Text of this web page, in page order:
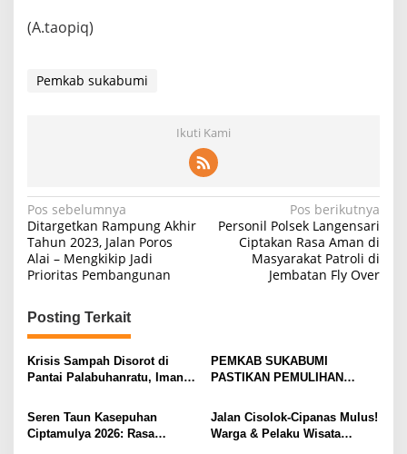
(A.taopiq)
Pemkab sukabumi
Ikuti Kami
Navigasi
pos
Pos sebelumnya
Ditargetkan Rampung Akhir
Tahun 2023, Jalan Poros
Alai – Mengkikip Jadi
Prioritas Pembangunan
Pos berikutnya
Personil Polsek Langensari
Ciptakan Rasa Aman di
Masyarakat Patroli di
Jembatan Fly Over
Posting Terkait
Krisis Sampah Disorot di
Pantai Palabuhanratu, Iman
Persampahan Sukabumi
Harus Diperkuat
PEMKAB SUKABUMI
PASTIKAN PEMULIHAN
DIPERCEPAT KK dan KTP
Dicetak, Bantuan Segera Cair,
Rehabilitasi Rumah Tunggu
Seren Taun Kasepuhan
Ciptamulya 2026: Rasa
Jalan Cisolok-Cipanas Mulus!
Warga & Pelaku Wisata